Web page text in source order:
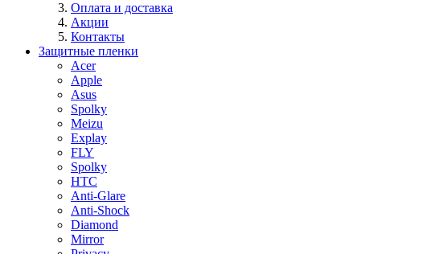
Оплата и доставка
Акции
Контакты
Защитные пленки
Acer
Apple
Asus
Spolky
Meizu
Explay
FLY
Spolky
HTC
Anti-Glare
Anti-Shock
Diamond
Mirror